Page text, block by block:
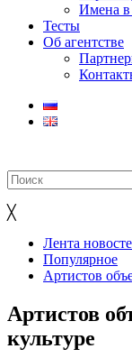
Имена в
Тесты
Об агентстве
╳
Лента
Популярное
Артистов
Артистов
культуре